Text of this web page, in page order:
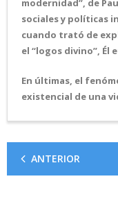
modernidad”, de
sociales y políticas
cuando trató de
el “logos divino”,
En últimas, el
existencial de una
ANTERIOR